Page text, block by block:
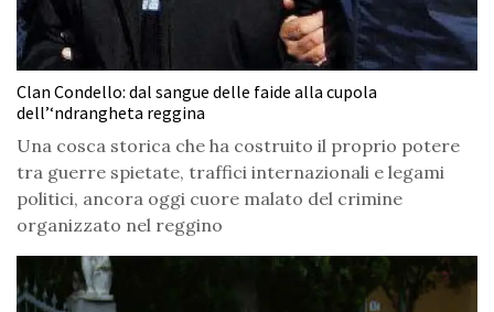
Clan Condello: dal sangue delle faide alla cupola
dell’‘ndrangheta reggina
Una cosca storica che ha costruito il proprio potere
tra guerre spietate, traffici internazionali e legami
politici, ancora oggi cuore malato del crimine
organizzato nel reggino